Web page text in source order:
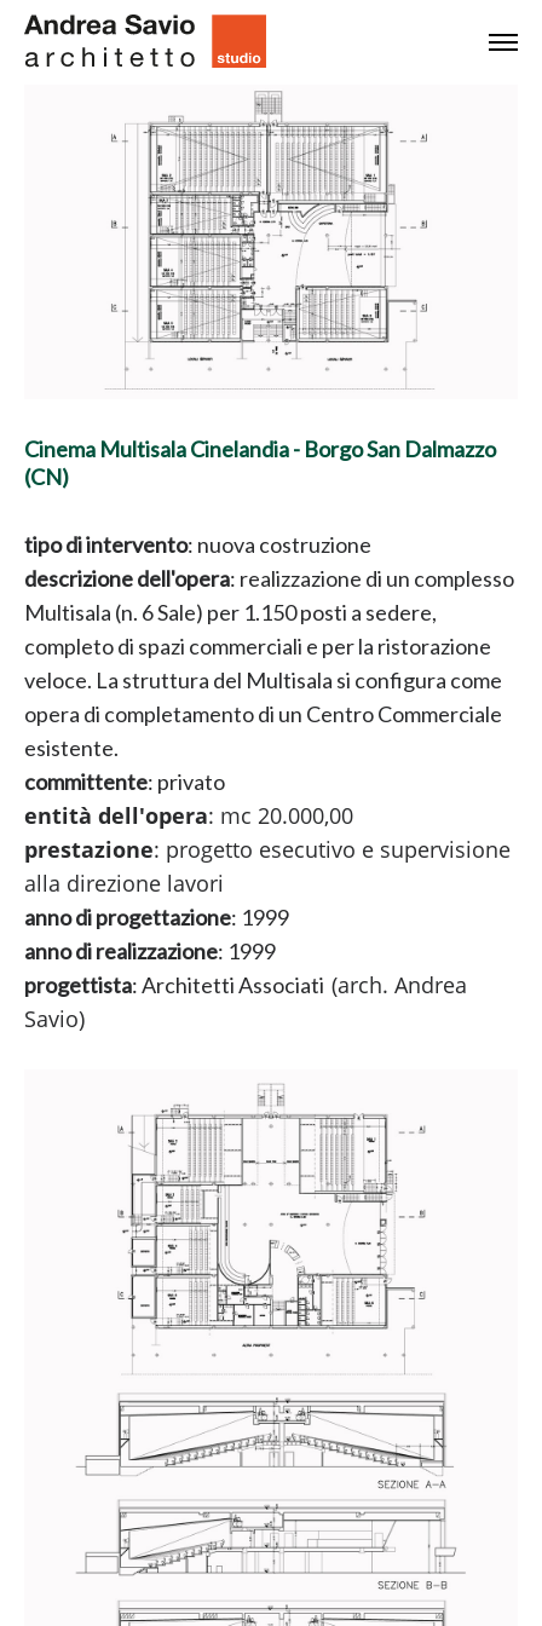
Cinema Multisala Cinelandia - Borgo San Dalmazzo
(CN)
tipo di intervento: nuova costruzione
descrizione dell'opera: realizzazione di un complesso
Multisala (n. 6 Sale) per 1.150 posti a sedere,
completo di spazi commerciali e per la ristorazione
veloce. La struttura del Multisala si configura come
opera di completamento di un Centro Commerciale
esistente.
committente: privato
entità dell'opera: mc 20.000,00
prestazione: progetto esecutivo e supervisione
alla direzione lavori
anno di progettazione: 1999
anno di realizzazione: 1999
progettista: Architetti Associati (arch. Andrea
Savio)